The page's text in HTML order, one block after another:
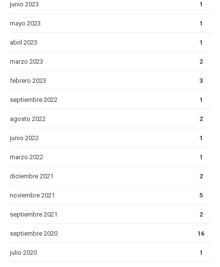
junio 2023 1
mayo 2023 1
abril 2023 1
marzo 2023 2
febrero 2023 3
septiembre 2022 1
agosto 2022 2
junio 2022 1
marzo 2022 1
diciembre 2021 2
noviembre 2021 5
septiembre 2021 2
septiembre 2020 16
julio 2020 1